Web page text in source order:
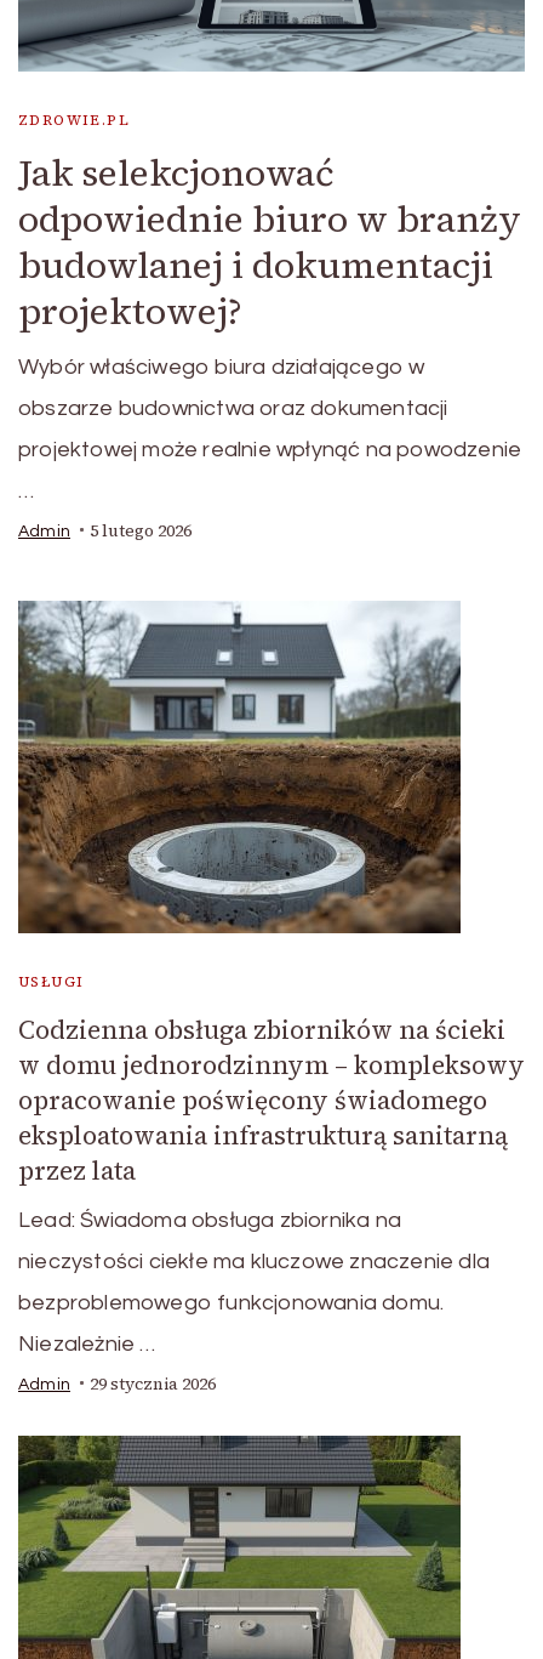
ZDROWIE.PL
Jak selekcjonować
odpowiednie biuro w branży
budowlanej i dokumentacji
projektowej?
Wybór właściwego biura działającego w
obszarze budownictwa oraz dokumentacji
projektowej może realnie wpłynąć na powodzenie
…
Admin 5 lutego 2026
USŁUGI
Codzienna obsługa zbiorników na ścieki
w domu jednorodzinnym – kompleksowy
opracowanie poświęcony świadomego
eksploatowania infrastrukturą sanitarną
przez lata
Lead: Świadoma obsługa zbiornika na
nieczystości ciekłe ma kluczowe znaczenie dla
bezproblemowego funkcjonowania domu.
Niezależnie …
Admin 29 stycznia 2026